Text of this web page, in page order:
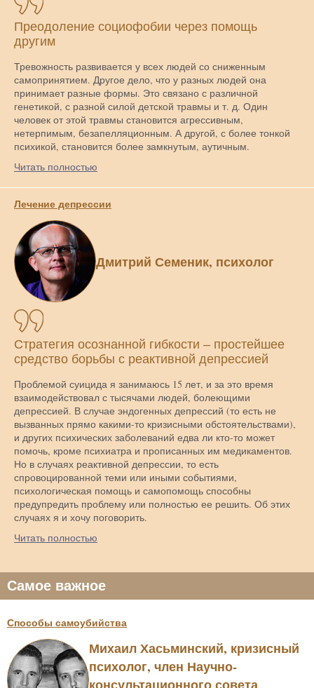
Самое важное
Способы самоубийства
Михаил Хасьминский, кризисный
психолог, член Научно-
Преодоление социофобии через помощь
другим
Тревожность развивается у всех людей со сниженным
самопринятием. Другое дело, что у разных людей она
принимает разные формы. Это связано с различной
генетикой, с разной силой детской травмы и т. д. Один
человек от этой травмы становится агрессивным,
нетерпимым, безапелляционным. А другой, с более тонкой
психикой, становится более замкнутым, аутичным.
Читать полностью
Лечение депрессии
Дмитрий Семеник, психолог
Стратегия осознанной гибкости – простейшее
средство борьбы с реактивной депрессией
Проблемой суицида я занимаюсь 15 лет, и за это время
взаимодействовал с тысячами людей, болеющими
депрессией. В случае эндогенных депрессий (то есть не
вызванных прямо какими-то кризисными обстоятельствами),
и других психических заболеваний едва ли кто-то может
помочь, кроме психиатра и прописанных им медикаментов.
Но в случаях реактивной депрессии, то есть
спровоцированной теми или иными событиями,
психологическая помощь и самопомощь способны
предупредить проблему или полностью ее решить. Об этих
случаях я и хочу поговорить.
Читать полностью